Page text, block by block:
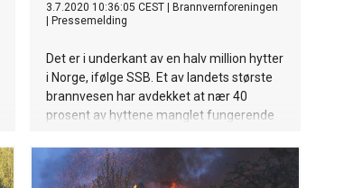
3.7.2020 10:36:05 CEST
Brannvernforeningen
Pressemelding
Det er i underkant av en halv million hytter
i Norge, ifølge SSB. Et av landets største
brannvesen har avdekket at nær 40
prosent av hyttene manglet fungerende
bekrefter den samme tendensen for sitt
område. Det kan bety at så mange som